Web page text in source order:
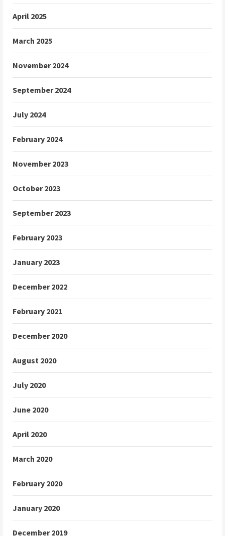
April 2025
March 2025
November 2024
September 2024
July 2024
February 2024
November 2023
October 2023
September 2023
February 2023
January 2023
December 2022
February 2021
December 2020
August 2020
July 2020
June 2020
April 2020
March 2020
February 2020
January 2020
December 2019